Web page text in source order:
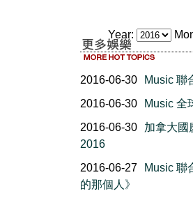
Year:
2016-06-30
Music 聯
2016-06-30
Music 全
2016-06-30
加拿大國
2016
2016-06-27
Music 聯
的那個人》